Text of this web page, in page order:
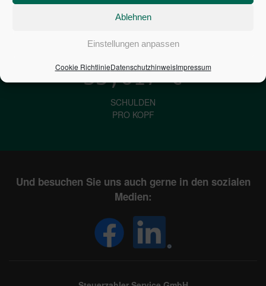
Ablehnen
Einstellungen anpassen
Cookie RichtlinieDatenschutzhinweisImpressum
STAATSVERSCHULDUNG
33,617€
SCHULDEN
PRO KOPF
Und besuchen Sie uns auch gerne in den sozialen
Medien: